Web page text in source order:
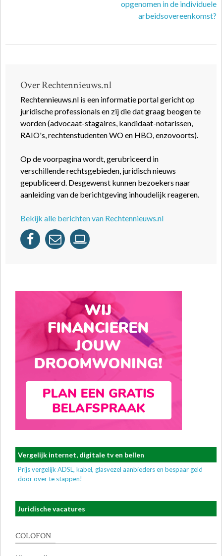
opgenomen in de individuele
arbeidsovereenkomst?
Over Rechtennieuws.nl
Rechtennieuws.nl is een informatie portal gericht op
juridische professionals en zij die dat graag beogen te
worden (advocaat-stagaires, kandidaat-notarissen,
RAIO's, rechtenstudenten WO en HBO, enzovoorts).
Op de voorpagina wordt, gerubriceerd in
verschillende rechtsgebieden, juridisch nieuws
gepubliceerd. Desgewenst kunnen bezoekers naar
aanleiding van de berichtgeving inhoudelijk reageren.
Bekijk alle berichten van Rechtennieuws.nl
Vergelijk internet, digitale tv en bellen
Prijs vergelijk ADSL, kabel, glasvezel aanbieders en bespaar geld
door over te stappen!
Juridische vacatures
COLOFON